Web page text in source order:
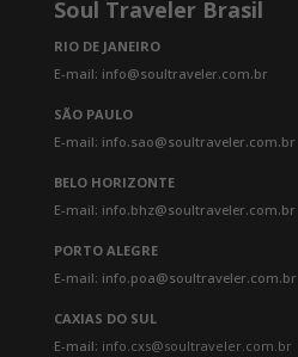
Soul Traveler Brasil
RIO DE JANEIRO
E-mail: info@soultraveler.com.br
SÃO PAULO
E-mail: info.sao@soultraveler.com.br
BELO HORIZONTE
E-mail: info.bhz@soultraveler.com.br
PORTO ALEGRE
E-mail: info.poa@soultraveler.com.br
CAXIAS DO SUL
E-mail: info.cxs@soultraveler.com.br